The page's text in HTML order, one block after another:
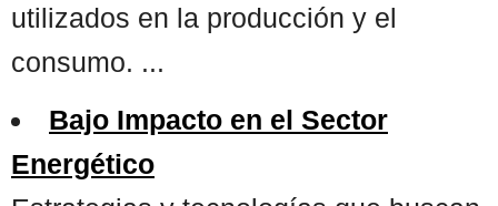
utilizados en la producción y el
consumo. ...
Bajo Impacto en el Sector
Energético